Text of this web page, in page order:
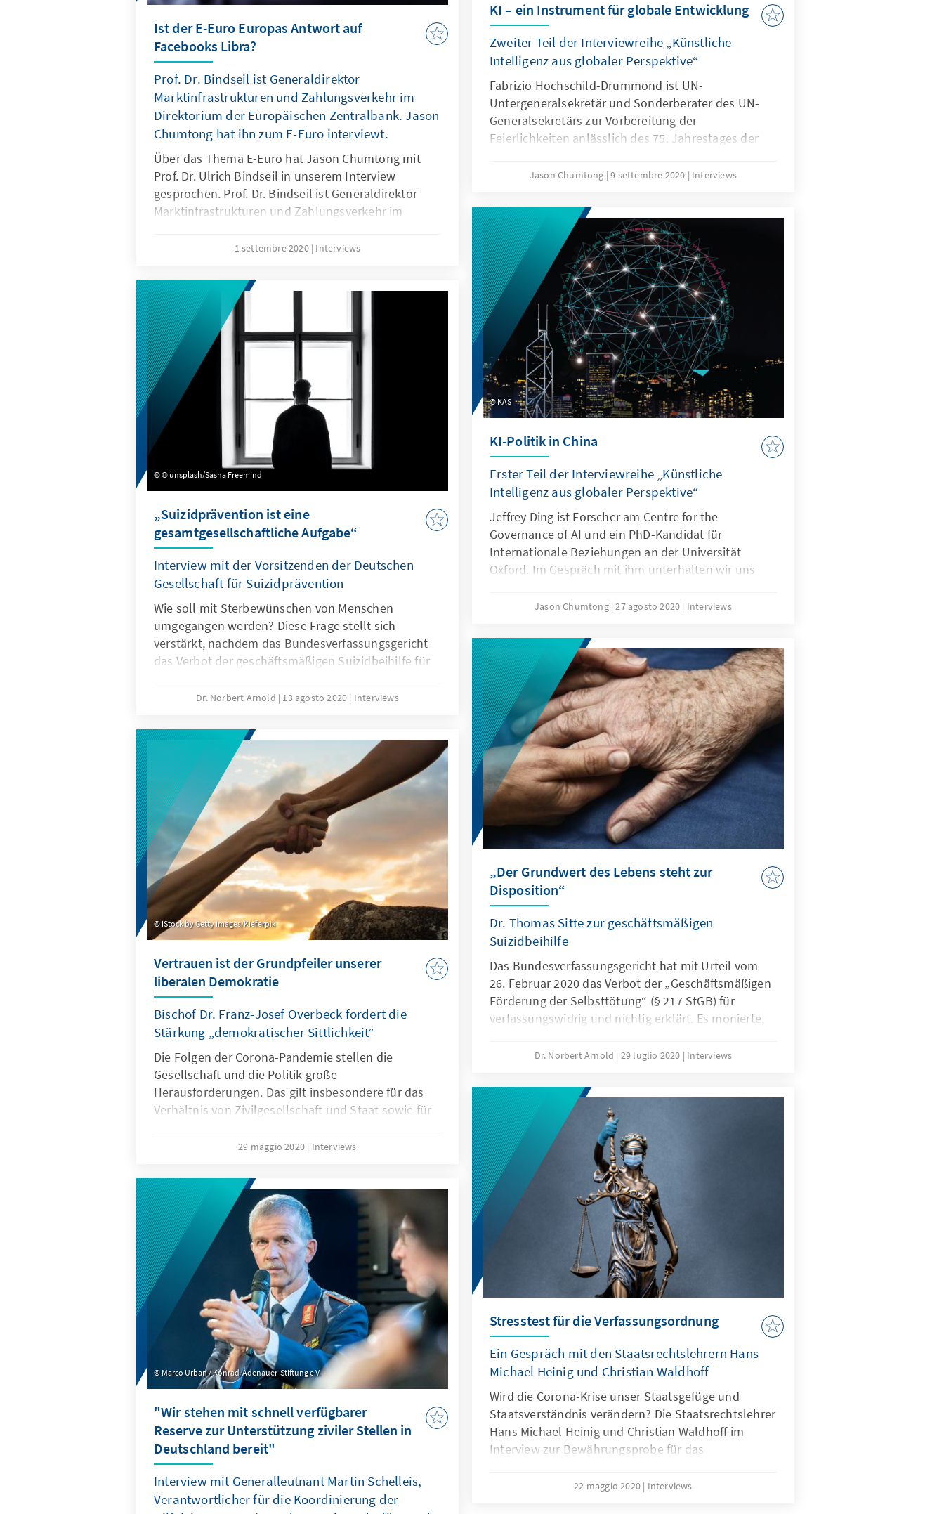
KI – ein Instrument für globale Entwicklung
Zweiter Teil der Interviewreihe „Künstliche
Intelligenz aus globaler Perspektive“
Fabrizio Hochschild-Drummond ist UN-
Untergeneralsekretär und Sonderberater des UN-
Generalsekretärs zur Vorbereitung der
Feierlichkeiten anlässlich des 75. Jahrestages der
arbeiten zudem an der vom UN-Generalsekretär
Jason Chumtong 9 settembre 2020 Interviews
Ist der E-Euro Europas Antwort auf
Facebooks Libra?
Prof. Dr. Bindseil ist Generaldirektor
Marktinfrastrukturen und Zahlungsverkehr im
Direktorium der Europäischen Zentralbank. Jason
Chumtong hat ihn zum E-Euro interviewt.
Über das Thema E-Euro hat Jason Chumtong mit
Prof. Dr. Ulrich Bindseil in unserem Interview
gesprochen. Prof. Dr. Bindseil ist Generaldirektor
Marktinfrastrukturen und Zahlungsverkehr im
Wir wollten von ihm unter anderem wissen, ob
Europas Antwort auf Facebooks Libra ist?
1 settembre 2020 Interviews
KAS
KI-Politik in China
Erster Teil der Interviewreihe „Künstliche
Intelligenz aus globaler Perspektive“
Jeffrey Ding ist Forscher am Centre for the
Governance of AI und ein PhD-Kandidat für
Internationale Beziehungen an der Universität
Oxford. Im Gespräch mit ihm unterhalten wir uns
beim Einsatz Künstlicher Intelligenz. Es geht um den
und wie sich die Volksrepublik dabei vom Rest der
Welt unterscheidet.
Jason Chumtong 27 agosto 2020 Interviews
© unsplash/Sasha Freemind
„Suizidprävention ist eine
gesamtgesellschaftliche Aufgabe“
Interview mit der Vorsitzenden der Deutschen
Gesellschaft für Suizidprävention
Wie soll mit Sterbewünschen von Menschen
umgegangen werden? Diese Frage stellt sich
verstärkt, nachdem das Bundesverfassungsgericht
das Verbot der geschäftsmäßigen Suizidbeihilfe für
schwerwiegende Fragen auf, die es zu reflektieren
geboten. Suizidprävention eröffnet Suizidwilligen
neue Lebensperspektiven.
Dr. Norbert Arnold 13 agosto 2020 Interviews
„Der Grundwert des Lebens steht zur
Disposition“
Dr. Thomas Sitte zur geschäftsmäßigen
Suizidbeihilfe
Das Bundesverfassungsgericht hat mit Urteil vom
26. Februar 2020 das Verbot der „Geschäftsmäßigen
Förderung der Selbsttötung“ (§ 217 StGB) für
verfassungswidrig und nichtig erklärt. Es monierte,
beschnitten werde. Fraglich ist, wie „autonom“
können. Palliativmedizin hilft schwerkranken
Menschen. Sie kann körperliches Leid wirkungsvoll
lindern und bietet Lebenshilfe – statt Suizidbeihilfe.
Dr. Norbert Arnold 29 luglio 2020 Interviews
iStock by Getty images/Kieferpix
Vertrauen ist der Grundpfeiler unserer
liberalen Demokratie
Bischof Dr. Franz-Josef Overbeck fordert die
Stärkung „demokratischer Sittlichkeit“
Die Folgen der Corona-Pandemie stellen die
Gesellschaft und die Politik große
Herausforderungen. Das gilt insbesondere für das
Verhältnis von Zivilgesellschaft und Staat sowie für
Bischof Dr. Franz-Josef Overbeck zeigt in unserem
zwischen Bürgerinnen und Bürgern der Grundpfeiler
einer liberalen Demokratie ist.
29 maggio 2020 Interviews
Stresstest für die Verfassungsordnung
Ein Gespräch mit den Staatsrechtslehrern Hans
Michael Heinig und Christian Waldhoff
Wird die Corona-Krise unser Staatsgefüge und
Staatsverständnis verändern? Die Staatsrechtslehrer
Hans Michael Heinig und Christian Waldhoff im
Interview zur Bewährungsprobe für das
22 maggio 2020 Interviews
Marco Urban / Konrad-Adenauer-Stiftung e.V.
"Wir stehen mit schnell verfügbarer
Reserve zur Unterstützung ziviler Stellen in
Deutschland bereit"
Interview mit Generalleutnant Martin Schelleis,
Verantwortlicher für die Koordinierung der